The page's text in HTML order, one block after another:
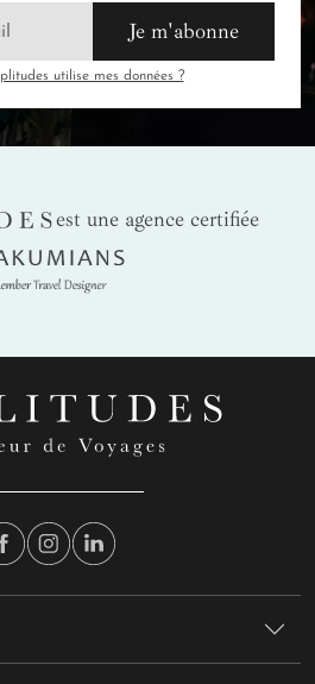
Je m'abonne
utilise mes données ?
est une agence certifiée
Takumians